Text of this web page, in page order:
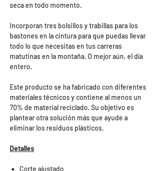
seca en todo momento.
Incorporan tres bolsillos y trabillas para los
bastones en la cintura para que puedas llevar
todo lo que necesitas en tus carreras
matutinas en la montaña. O mejor aún, el día
entero.
Este producto se ha fabricado con diferentes
materiales técnicos y contiene al menos un
70% de material reciclado. Su objetivo es
plantear otra solución más que ayude a
eliminar los residuos plásticos.
Detalles
Corte ajustado